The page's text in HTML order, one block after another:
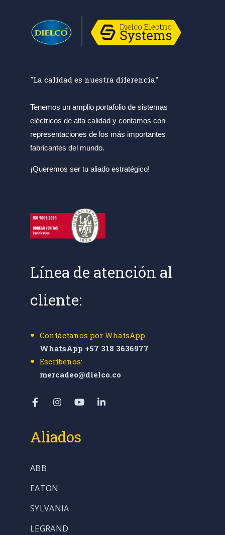
"La calidad es nuestra diferencia"
Tenemos un amplio portafolio de sistemas
eléctricos de alta calidad y contamos con
representaciones de los más importantes
fabricantes del mundo.
¡Queremos ser tu aliado estratégico!
Línea de atención al
cliente:
Contáctanos por WhatsApp
WhatsApp +57 318 3636977
Escríbenos:
mercadeo@dielco.co
Aliados
ABB
EATON
SYLVANIA
LEGRAND